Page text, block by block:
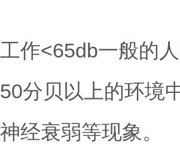
工作<65db一般的
50分贝以上的环境
神经衰弱等现象。